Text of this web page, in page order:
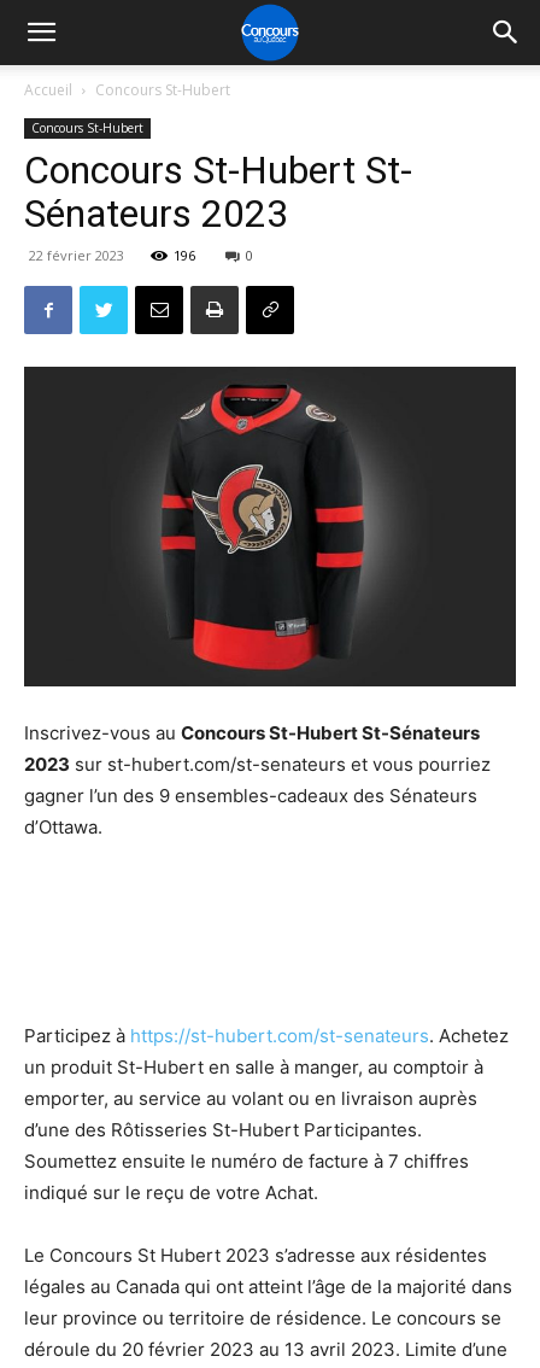
Accueil Concours St-Hubert
Concours St-Hubert
Concours St-Hubert St-
Sénateurs 2023
22 février 2023 196 0
Inscrivez-vous au Concours St-Hubert St-Sénateurs
2023 sur st-hubert.com/st-senateurs et vous pourriez
gagner l’un des 9 ensembles-cadeaux des Sénateurs
d’Ottawa.
Participez à https://st-hubert.com/st-senateurs. Achetez
un produit St-Hubert en salle à manger, au comptoir à
emporter, au service au volant ou en livraison auprès
d’une des Rôtisseries St-Hubert Participantes.
Soumettez ensuite le numéro de facture à 7 chiffres
indiqué sur le reçu de votre Achat.
Le Concours St Hubert 2023 s’adresse aux résidentes
légales au Canada qui ont atteint l’âge de la majorité dans
leur province ou territoire de résidence. Le concours se
déroule du 20 février 2023 au 13 avril 2023. Limite d’une